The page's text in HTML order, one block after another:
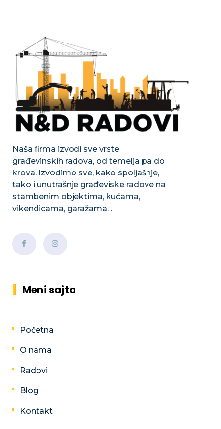
Naša firma izvodi sve vrste
građevinskih radova, od temelja pa do
krova. Izvodimo sve, kako spoljašnje,
tako i unutrašnje građeviske radove na
stambenim objektima, kućama,
vikendicama, garažama…
Meni sajta
Početna
O nama
Radovi
Blog
Kontakt